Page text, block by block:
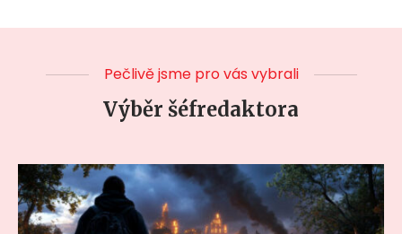
Pečlivě jsme pro vás vybrali
Výběr šéfredaktora